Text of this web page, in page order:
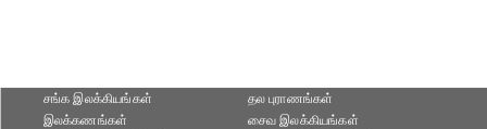
சங்க இலக்கியங்கள்
இலக்கணங்கள்
தல புராணங்கள்
சைவ இலக்கியங்கள்